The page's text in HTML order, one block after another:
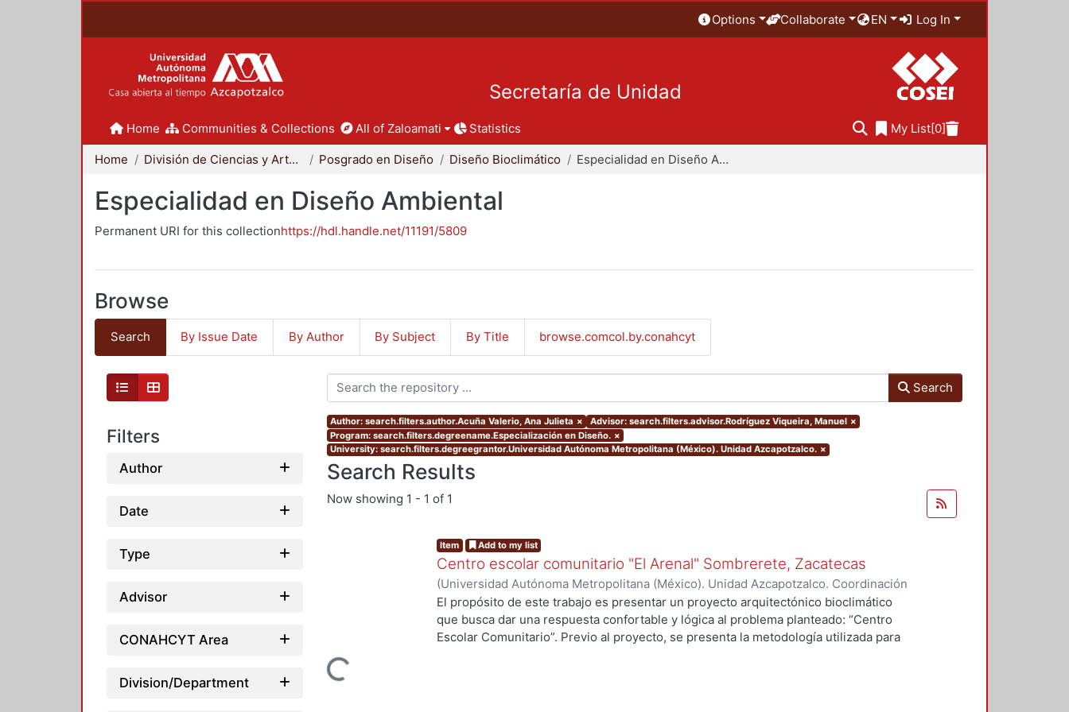
Options Collaborate EN Log In
Secretaría de Unidad
Home Communities & Collections All of Zaloamati Statistics My List[0]
Home División de Ciencias y Artes para el Diseño Posgrado en Diseño Diseño Bioclimático Especialidad en Diseño Ambiental
Especialidad en Diseño Ambiental
Permanent URI for this collectionhttps://hdl.handle.net/11191/5809
Browse
Search By Issue Date By Author By Subject By Title browse.comcol.by.conahcyt
Filters
Author
Date
Type
Advisor
CONAHCYT Area
Division/Department
Search
Author: search.filters.author.Acuña Valerio, Ana Julieta × Advisor: search.filters.advisor.Rodríguez Viqueira, Manuel ×
Program: search.filters.degreename.Especialización en Diseño. ×
University: search.filters.degreegrantor.Universidad Autónoma Metropolitana (México). Unidad Azcapotzalco. ×
Search Results
Now showing 1 - 1 of 1
Loading...
Item Add to my list
Centro escolar comunitario "El Arenal" Sombrerete, Zacatecas
(Universidad Autónoma Metropolitana (México). Unidad Azcapotzalco. Coordinación
de Servicios de Información.,2007-07)Acuña Valerio, Ana Julieta
El propósito de este trabajo es presentar un proyecto arquitectónico bioclimático
que busca dar una respuesta confortable y lógica al problema planteado: “Centro
Escolar Comunitario”. Previo al proyecto, se presenta la metodología utilizada para